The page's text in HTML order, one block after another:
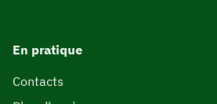
En pratique
Contacts